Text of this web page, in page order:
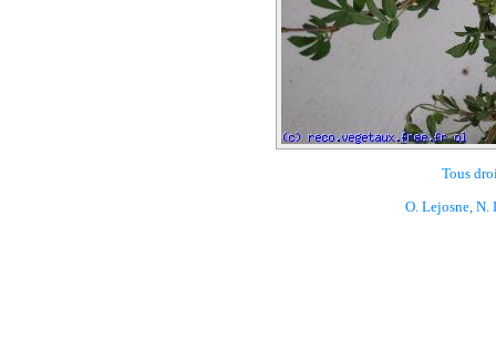
Tous
O. Lejosne, N.